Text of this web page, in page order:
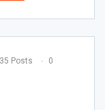
Posts 0